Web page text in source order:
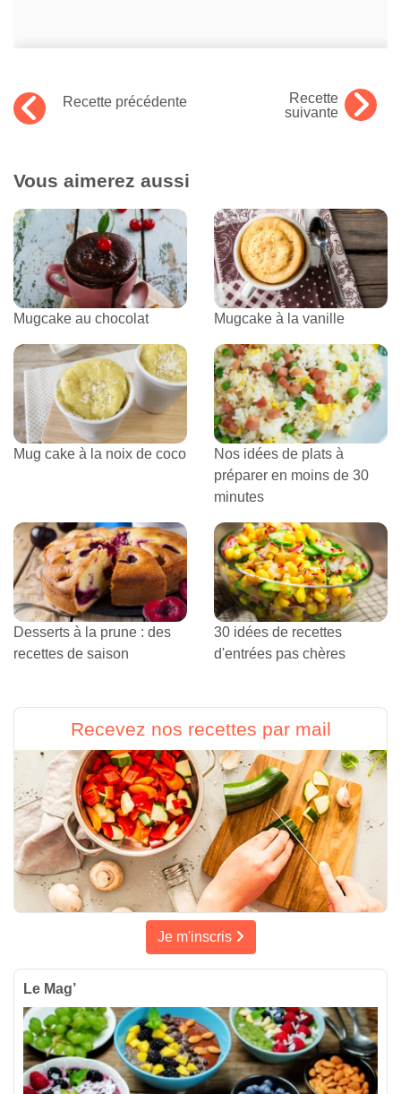
Recette précédente
Recette
suivante
Vous aimerez aussi
Mugcake au chocolat Mugcake à la vanille
Mug cake à la noix de coco
Nos idées de plats à
préparer en moins de 30
minutes
Desserts à la prune : des
recettes de saison
30 idées de recettes
d'entrées pas chères
Recevez nos recettes par mail
Je m'inscris
Le Mag’